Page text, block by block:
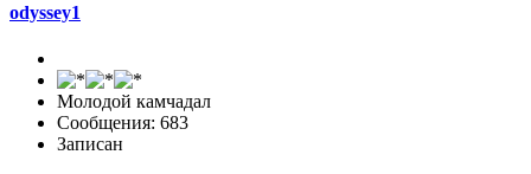
odyssey1
Молодой камчадал
Сообщения: 683
Записан